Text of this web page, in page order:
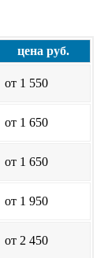
цена руб.
от 1 550
от 1 650
от 1 650
от 1 950
от 2 450